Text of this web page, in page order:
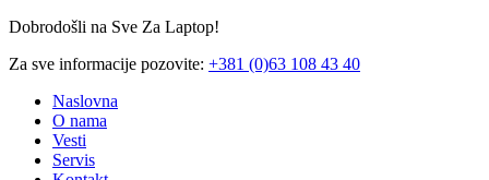
Dobrodošli na Sve Za Laptop!
Za sve informacije pozovite: +381 (0)63 108 43 40
Naslovna
O nama
Vesti
Servis